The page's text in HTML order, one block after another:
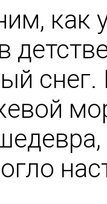
как
снег.